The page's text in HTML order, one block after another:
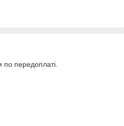
по передоплаті.